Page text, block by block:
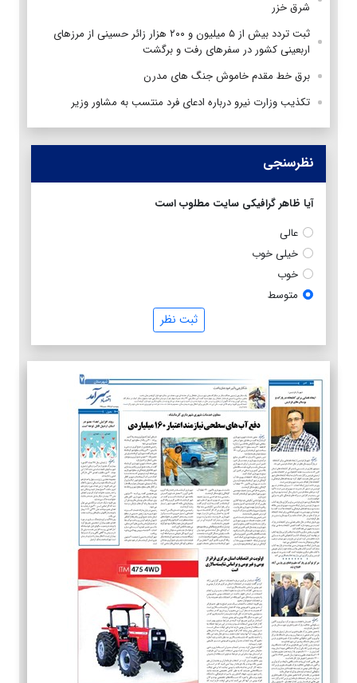
شرق خزر
ثبت تردد بیش از ۵ میلیون و ۲۰۰ هزار زائر حسینی از مرزهای
اربعینی کشور در سفرهای رفت و برگشت
برق خط مقدم خاموش جنگ های مدرن
تکذیب وزارت نیرو درباره ادعای فرد منتسب به مشاور وزیر
نظرسنجی
آیا ظاهر گرافیکی سایت مطلوب است
عالی
خیلی خوب
خوب
متوسط
ثبت نظر